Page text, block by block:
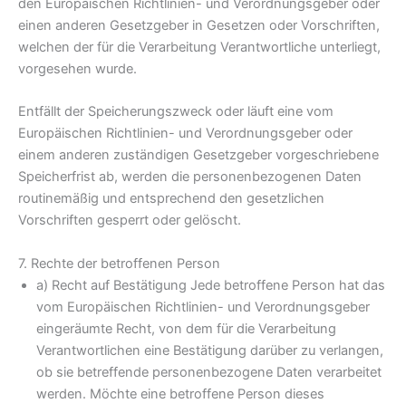
den Europäischen Richtlinien- und Verordnungsgeber oder
einen anderen Gesetzgeber in Gesetzen oder Vorschriften,
welchen der für die Verarbeitung Verantwortliche unterliegt,
vorgesehen wurde.
Entfällt der Speicherungszweck oder läuft eine vom
Europäischen Richtlinien- und Verordnungsgeber oder
einem anderen zuständigen Gesetzgeber vorgeschriebene
Speicherfrist ab, werden die personenbezogenen Daten
routinemäßig und entsprechend den gesetzlichen
Vorschriften gesperrt oder gelöscht.
7. Rechte der betroffenen Person
a) Recht auf Bestätigung Jede betroffene Person hat das
vom Europäischen Richtlinien- und Verordnungsgeber
eingeräumte Recht, von dem für die Verarbeitung
Verantwortlichen eine Bestätigung darüber zu verlangen,
ob sie betreffende personenbezogene Daten verarbeitet
werden. Möchte eine betroffene Person dieses